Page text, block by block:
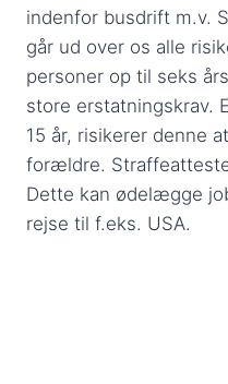
indenfor busdrift m.v.
går ud over os alle
personer op til seks
store erstatningskrav.
15 år, risikerer denne
forældre.
Dette kan ødelægge
rejse til f.eks. USA.